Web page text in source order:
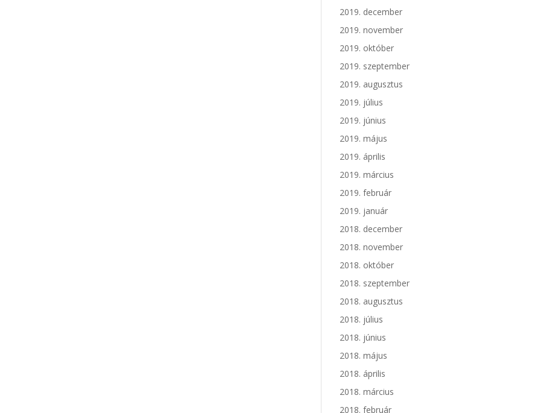
2019. december
2019. november
2019. október
2019. szeptember
2019. augusztus
2019. július
2019. június
2019. május
2019. április
2019. március
2019. február
2019. január
2018. december
2018. november
2018. október
2018. szeptember
2018. augusztus
2018. július
2018. június
2018. május
2018. április
2018. március
2018. február